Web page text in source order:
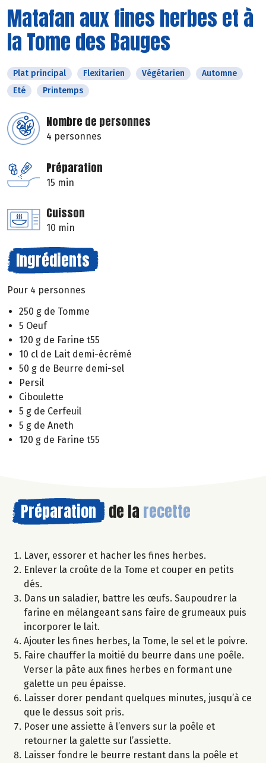
Matafan aux fines herbes et à
la Tome des Bauges
Plat principal Flexitarien Végétarien
Automne
Eté
Printemps
Nombre de personnes
4 personnes
Préparation
15 min
Cuisson
10 min
Ingrédients
Pour 4 personnes
250 g de Tomme
5 Oeuf
120 g de Farine t55
10 cl de Lait demi-écrémé
50 g de Beurre demi-sel
Persil
Ciboulette
5 g de Cerfeuil
5 g de Aneth
120 g de Farine t55
Préparation de la recette
Laver, essorer et hacher les fines herbes.
Enlever la croûte de la Tome et couper en petits
dés.
Dans un saladier, battre les œufs. Saupoudrer la
farine en mélangeant sans faire de grumeaux puis
incorporer le lait.
Ajouter les fines herbes, la Tome, le sel et le poivre.
Faire chauffer la moitié du beurre dans une poêle.
Verser la pâte aux fines herbes en formant une
galette un peu épaisse.
Laisser dorer pendant quelques minutes, jusqu’à ce
que le dessus soit pris.
Poser une assiette à l’envers sur la poêle et
retourner la galette sur l’assiette.
Laisser fondre le beurre restant dans la poêle et